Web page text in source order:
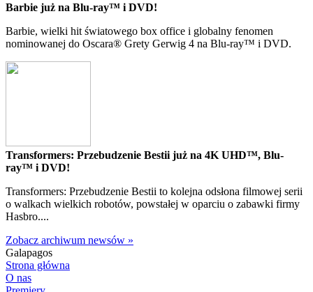
Barbie już na Blu-ray™ i DVD!
Barbie, wielki hit światowego box office i globalny fenomen
nominowanej do Oscara® Grety Gerwig 4 na Blu-ray™ i DVD.
Transformers: Przebudzenie Bestii już na 4K UHD™, Blu-
ray™ i DVD!
Transformers: Przebudzenie Bestii to kolejna odsłona filmowej serii
o walkach wielkich robotów, powstałej w oparciu o zabawki firmy
Hasbro....
Zobacz archiwum newsów »
Galapagos
Strona główna
O nas